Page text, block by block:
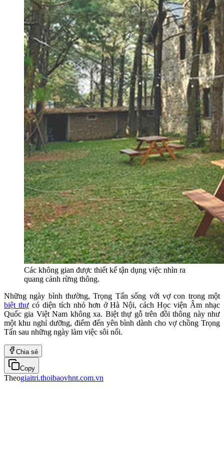
Các không gian được thiết kế tận dụng việc nhìn ra
quang cảnh rừng thông.
Những ngày bình thường, Trọng Tấn sống với vợ con trong một
biệt thựcó diện tích nhỏ hơn ở Hà Nội, cách Học viện Âm nhạc
Quốc gia Việt Nam không xa. Biệt thự gỗ trên đồi thông này như
một khu nghỉ dưỡng, điểm đến yên bình dành cho vợ chồng Trọng
Tấn sau những ngày làm việc sôi nổi.
Chia sẻ
Copy
Theogiaitri.thoibaovhnt.com.vn